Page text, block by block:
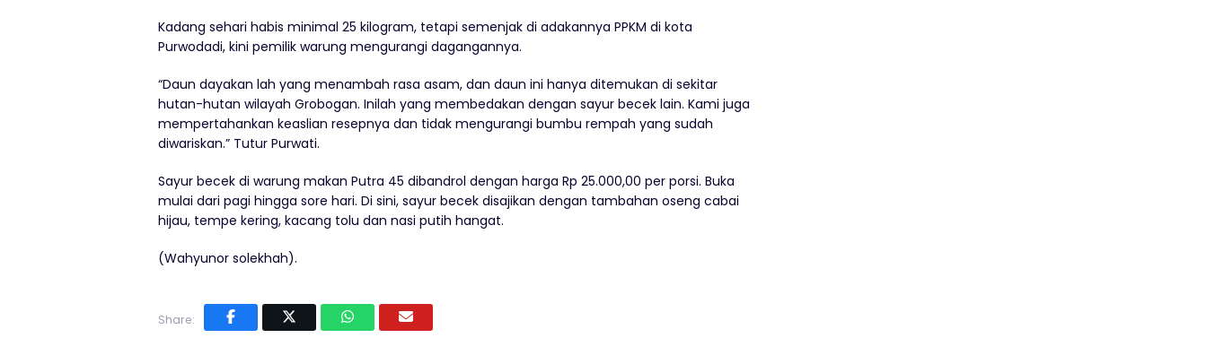
Kadang sehari habis minimal 25 kilogram, tetapi semenjak di adakannya PPKM di kota
Purwodadi, kini pemilik warung mengurangi dagangannya.
“Daun dayakan lah yang menambah rasa asam, dan daun ini hanya ditemukan di sekitar
hutan-hutan wilayah Grobogan. Inilah yang membedakan dengan sayur becek lain. Kami juga
mempertahankan keaslian resepnya dan tidak mengurangi bumbu rempah yang sudah
diwariskan.” Tutur Purwati.
Sayur becek di warung makan Putra 45 dibandrol dengan harga Rp 25.000,00 per porsi. Buka
mulai dari pagi hingga sore hari. Di sini, sayur becek disajikan dengan tambahan oseng cabai
hijau, tempe kering, kacang tolu dan nasi putih hangat.
(Wahyunor solekhah).
Share: